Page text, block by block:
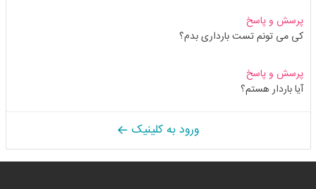
پرسش و پاسخ
کی می تونم تست بارداری بدم؟
پرسش و پاسخ
آیا باردار هستم؟
ورود به کلینیک